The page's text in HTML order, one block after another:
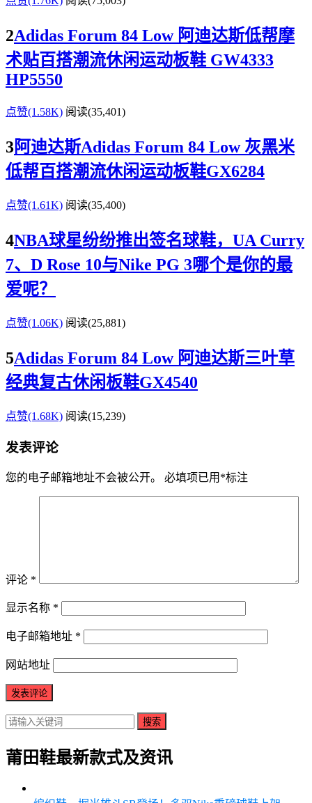
2Adidas Forum 84 Low 阿迪达斯低帮摩
术贴百搭潮流休闲运动板鞋 GW4333
HP5550
点赞(1.58K) 阅读(35,401)
3阿迪达斯Adidas Forum 84 Low 灰黑米
低帮百搭潮流休闲运动板鞋GX6284
点赞(1.61K) 阅读(35,400)
4NBA球星纷纷推出签名球鞋，UA Curry
7、D Rose 10与Nike PG 3哪个是你的最
爱呢？
点赞(1.06K) 阅读(25,881)
5Adidas Forum 84 Low 阿迪达斯三叶草
经典复古休闲板鞋GX4540
点赞(1.68K) 阅读(15,239)
发表评论
您的电子邮箱地址不会被公开。 必填项已用 *标注
评论 *
显示名称 *
电子邮箱地址 *
网站地址
搜索
莆田鞋最新款式及资讯